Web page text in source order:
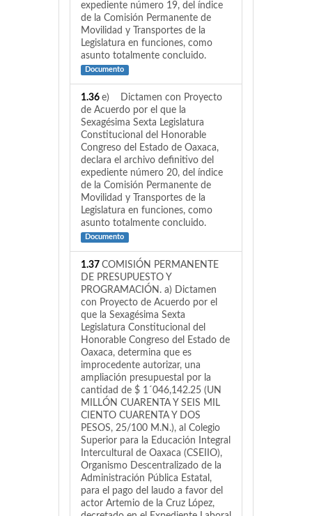
expediente número 19, del índice
de la Comisión Permanente de
Movilidad y Transportes de la
Legislatura en funciones, como
asunto totalmente concluido.
Documento
1.36 e) Dictamen con Proyecto
de Acuerdo por el que la
Sexagésima Sexta Legislatura
Constitucional del Honorable
Congreso del Estado de Oaxaca,
declara el archivo definitivo del
expediente número 20, del índice
de la Comisión Permanente de
Movilidad y Transportes de la
Legislatura en funciones, como
asunto totalmente concluido.
Documento
1.37 COMISIÓN PERMANENTE
DE PRESUPUESTO Y
PROGRAMACIÓN. a) Dictamen
con Proyecto de Acuerdo por el
que la Sexagésima Sexta
Legislatura Constitucional del
Honorable Congreso del Estado de
Oaxaca, determina que es
improcedente autorizar, una
ampliación presupuestal por la
cantidad de $ 1´046,142.25 (UN
MILLÓN CUARENTA Y SEIS MIL
CIENTO CUARENTA Y DOS
PESOS, 25/100 M.N.), al Colegio
Superior para la Educación Integral
Intercultural de Oaxaca (CSEIIO),
Organismo Descentralizado de la
Administración Pública Estatal,
para el pago del laudo a favor del
actor Artemio de la Cruz López,